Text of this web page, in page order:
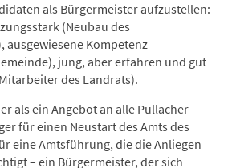
als Bürgermeister aufzustellen:
(Neubau des
ausgewiesene Kompetenz
jung, aber erfahren und gut
des Landrats).
als ein Angebot an alle Pullacher
für einen Neustart des Amts des
eine Amtsführung, die die Anliegen
– ein Bürgermeister, der sich